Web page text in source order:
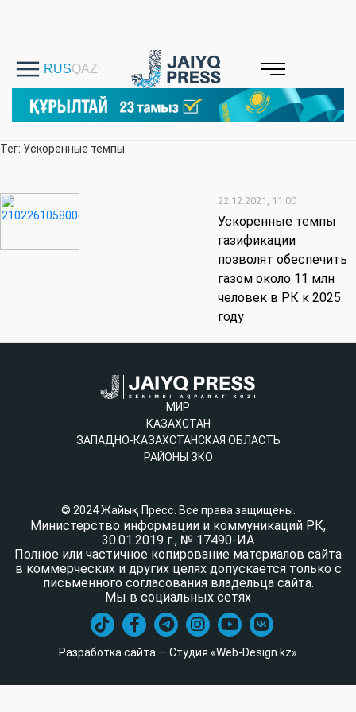
Тег: Ускоренные темпы
22.12.2021, 11:00
Ускоренные темпы
газификации
позволят обеспечить
газом около 11 млн
человек в РК к 2025
году
МИР
КАЗАХСТАН
ЗАПАДНО-КАЗАХСТАНСКАЯ ОБЛАСТЬ
РАЙОНЫ ЗКО
© 2024 Жайық Пресс. Все права защищены.
Министерство информации и коммуникаций РК,
30.01.2019 г., № 17490-ИА
Полное или частичное копирование материалов сайта
в коммерческих и других целях допускается только с
письменного согласования владельца сайта.
Мы в социальных сетях
Разработка сайта — Студия «Web-Design.kz»